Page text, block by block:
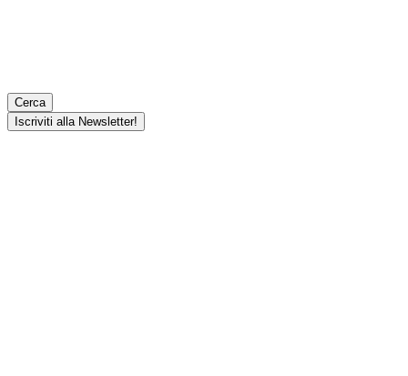
Cerca
Iscriviti alla Newsletter!